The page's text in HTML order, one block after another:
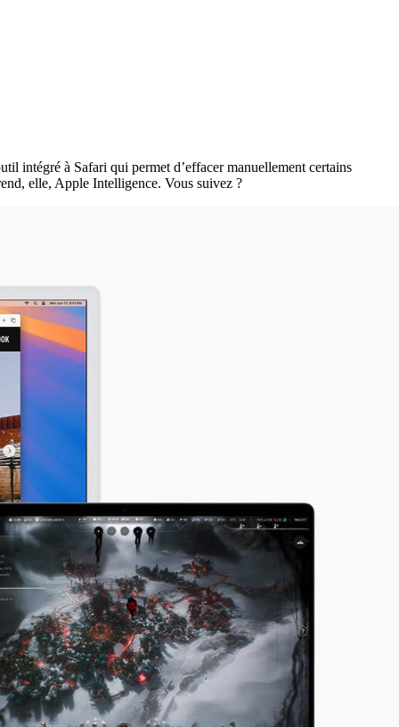
intégré à Safari qui permet d’effacer manuellement certains
elle, Apple Intelligence. Vous suivez ?